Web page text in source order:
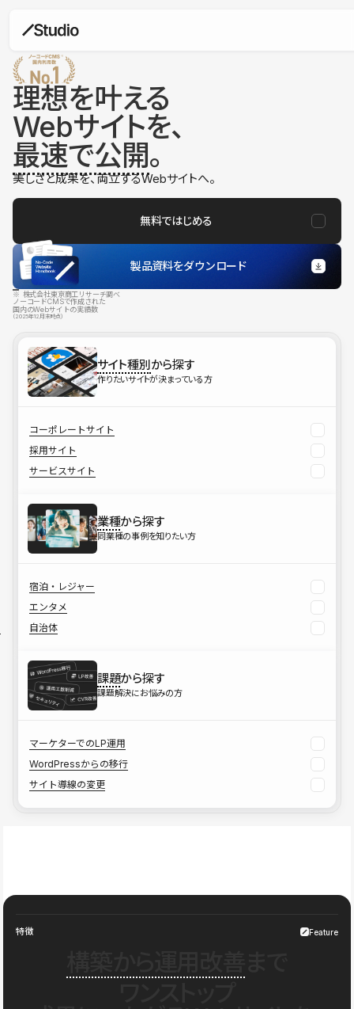
理想を叶える
Webサイトを、
最速で公開。
美しさと成果を、両立するWebサイトへ。
無料ではじめる
製品資料をダウンロード
※ 株式会社東京商工リサーチ調べ
ノーコードCMSで作成された
国内のWebサイトの実績数
（2025年12月末時点）
サイト種別から探す
作りたいサイトが決まっている方
コーポレートサイト
採用サイト
サービスサイト
業種から探す
同業種の事例を知りたい方
宿泊・レジャー
エンタメ
自治体
課題から探す
課題解決にお悩みの方
マーケターでのLP運用
WordPressからの移行
サイト導線の変更
特徴 Feature